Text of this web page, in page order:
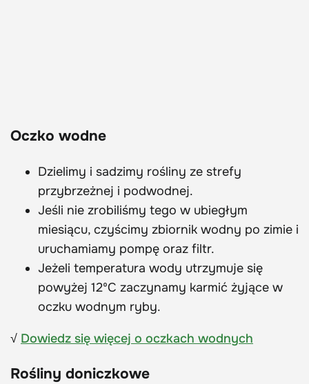
Oczko wodne
Dzielimy i sadzimy rośliny ze strefy
przybrzeżnej i podwodnej.
Jeśli nie zrobiliśmy tego w ubiegłym
miesiącu, czyścimy zbiornik wodny po zimie i
uruchamiamy pompę oraz filtr.
Jeżeli temperatura wody utrzymuje się
powyżej 12ºC zaczynamy karmić żyjące w
oczku wodnym ryby.
√ Dowiedz się więcej o oczkach wodnych
Rośliny doniczkowe